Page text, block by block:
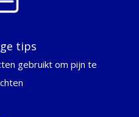
tips
gebruikt om pijn te